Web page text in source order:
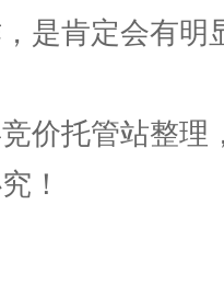
是肯定会有
价托管站整理
！